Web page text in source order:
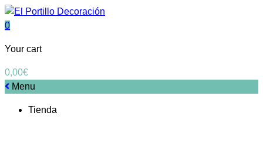
0
Your cart
0,00€
Menu
Tienda